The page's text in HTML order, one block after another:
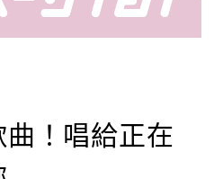
！唱給正在